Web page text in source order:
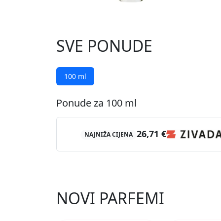
SVE PONUDE
100 ml
Ponude za 100 ml
NAJNIŽA CIJENA 26,71 €
NOVI PARFEMI